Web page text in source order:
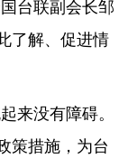
台联副会长邹
了解、促进情
来没有障碍。
策措施，为台